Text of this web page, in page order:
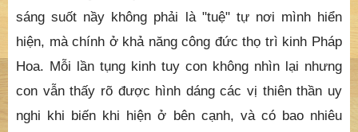
hợp. Càng suy diễn lòng con càng thắc thỏm cho tiến
trình tu luyện của con, nhưng nhờ tinh tấn dần dần
con lại quên và cũng cho đó là mộng mị mà thôi.
Sự tiến tu như vậy gần hai năm, thì bỗng nhiên bản
tâm con tự thấy sáng suốt có thể thấy biết những việc